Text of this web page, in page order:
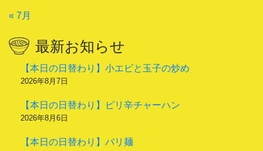
« 7月
最新お知らせ
【本日の日替わり】小エビと玉子の炒め
2026年8月7日
【本日の日替わり】ピリ辛チャーハン
2026年8月6日
【本日の日替わり】バリ麺